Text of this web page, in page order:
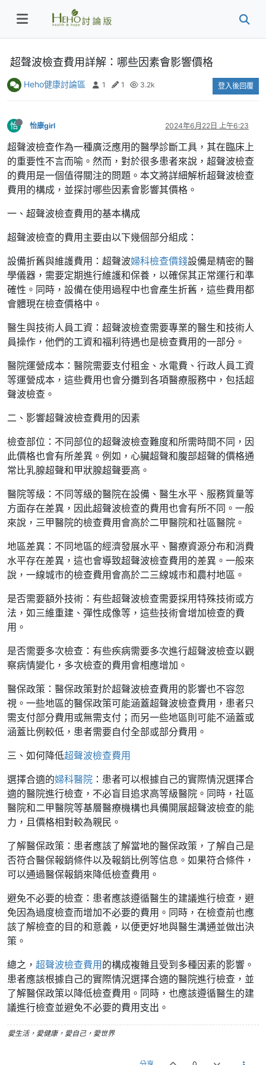
超聲波檢查費用詳解：哪些因素會影響價格
Heho健康討論區 1 1 3.2k 登入後回覆
怡 怡康girl 2024年6月22日 上午6:23
超聲波檢查作為一種廣泛應用的醫學診斷工具，其在臨床上
的重要性不言而喻。然而，對於很多患者來說，超聲波檢查
的費用是一個值得關注的問題。本文將詳細解析超聲波檢查
費用的構成，並探討哪些因素會影響其價格。
一、超聲波檢查費用的基本構成
超聲波檢查的費用主要由以下幾個部分組成：
設備折舊與維護費用：超聲波婦科檢查價錢設備是精密的醫
學儀器，需要定期進行維護和保養，以確保其正常運行和準
確性。同時，設備在使用過程中也會產生折舊，這些費用都
會體現在檢查價格中。
醫生與技術人員工資：超聲波檢查需要專業的醫生和技術人
員操作，他們的工資和福利待遇也是檢查費用的一部分。
醫院運營成本：醫院需要支付租金、水電費、行政人員工資
等運營成本，這些費用也會分攤到各項醫療服務中，包括超
聲波檢查。
二、影響超聲波檢查費用的因素
檢查部位：不同部位的超聲波檢查難度和所需時間不同，因
此價格也會有所差異。例如，心臟超聲和腹部超聲的價格通
常比乳腺超聲和甲狀腺超聲要高。
醫院等級：不同等級的醫院在設備、醫生水平、服務質量等
方面存在差異，因此超聲波檢查的費用也會有所不同。一般
來說，三甲醫院的檢查費用會高於二甲醫院和社區醫院。
地區差異：不同地區的經濟發展水平、醫療資源分布和消費
水平存在差異，這也會導致超聲波檢查費用的差異。一般來
說，一線城市的檢查費用會高於二三線城市和農村地區。
是否需要額外技術：有些超聲波檢查需要採用特殊技術或方
法，如三維重建、彈性成像等，這些技術會增加檢查的費
用。
是否需要多次檢查：有些疾病需要多次進行超聲波檢查以觀
察病情變化，多次檢查的費用會相應增加。
醫保政策：醫保政策對於超聲波檢查費用的影響也不容忽
視。一些地區的醫保政策可能涵蓋超聲波檢查費用，患者只
需支付部分費用或無需支付；而另一些地區則可能不涵蓋或
涵蓋比例較低，患者需要自付全部或部分費用。
三、如何降低超聲波檢查費用
選擇合適的婦科醫院 ：患者可以根據自己的實際情況選擇合
適的醫院進行檢查，不必盲目追求高等級醫院。同時，社區
醫院和二甲醫院等基層醫療機構也具備開展超聲波檢查的能
力，且價格相對較為親民。
了解醫保政策：患者應該了解當地的醫保政策，了解自己是
否符合醫保報銷條件以及報銷比例等信息。如果符合條件，
可以通過醫保報銷來降低檢查費用。
避免不必要的檢查：患者應該遵循醫生的建議進行檢查，避
免因為過度檢查而增加不必要的費用。同時，在檢查前也應
該了解檢查的目的和意義，以便更好地與醫生溝通並做出決
策。
總之， 超聲波檢查費用的構成複雜且受到多種因素的影響。
患者應該根據自己的實際情況選擇合適的醫院進行檢查，並
了解醫保政策以降低檢查費用。同時，也應該遵循醫生的建
議進行檢查並避免不必要的費用支出。
愛生活，愛健康，愛自己，愛世界